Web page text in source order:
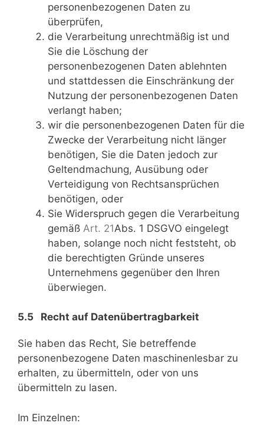
personenbezogenen Daten zu
überprüfen,
die Verarbeitung unrechtmäßig ist und
Sie die Löschung der
personenbezogenen Daten ablehnten
und stattdessen die Einschränkung der
Nutzung der personenbezogenen Daten
verlangt haben;
wir die personenbezogenen Daten für die
Zwecke der Verarbeitung nicht länger
benötigen, Sie die Daten jedoch zur
Geltendmachung, Ausübung oder
Verteidigung von Rechtsansprüchen
benötigen, oder
Sie Widerspruch gegen die Verarbeitung
gemäß Art. 21Abs. 1 DSGVO eingelegt
haben, solange noch nicht feststeht, ob
die berechtigten Gründe unseres
Unternehmens gegenüber den Ihren
überwiegen.
5.5 Recht auf Datenübertragbarkeit
Sie haben das Recht, Sie betreffende
personenbezogene Daten maschinenlesbar zu
erhalten, zu übermitteln, oder von uns
übermitteln zu lasen.
Im Einzelnen: